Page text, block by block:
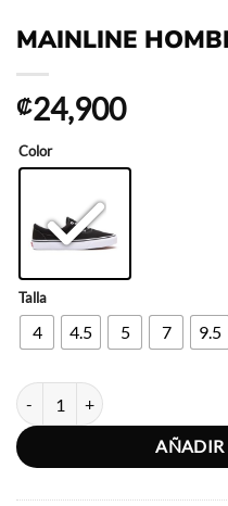
MAINLINE
₡24,900
Color
Talla
4 4.5 5 7 9.5
MAINLINE HOMBRE ERA
AÑADIR